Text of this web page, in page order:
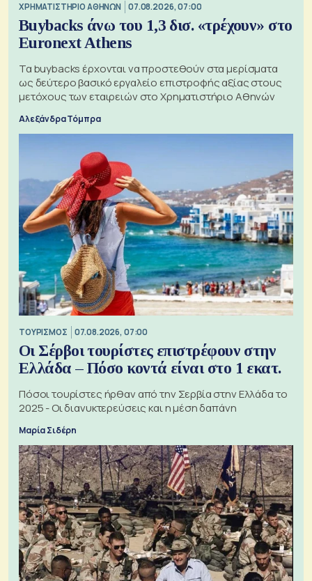
XΡΗΜΑΤΙΣΤΗΡΙΟ ΑΘΗΝΩΝ 07.08.2026, 07:00
Buybacks άνω του 1,3 δισ. «τρέχουν» στο
Euronext Athens
Τα buybacks έρχονται να προστεθούν στα μερίσματα
ως δεύτερο βασικό εργαλείο επιστροφής αξίας στους
μετόχους των εταιρειών στο Χρηματιστήριο Αθηνών
Αλεξάνδρα Τόμπρα
ΤΟΥΡΙΣΜΟΣ 07.08.2026, 07:00
Οι Σέρβοι τουρίστες επιστρέφουν στην
Ελλάδα – Πόσο κοντά είναι στο 1 εκατ.
Πόσοι τουρίστες ήρθαν από την Σερβία στην Ελλάδα το
2025 - Οι διανυκτερεύσεις και η μέση δαπάνη
Μαρία Σιδέρη